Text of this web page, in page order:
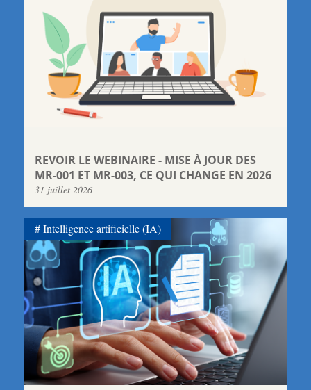
REVOIR LE WEBINAIRE - MISE À JOUR DES
MR-001 ET MR-003, CE QUI CHANGE EN 2026
31 juillet 2026
Intelligence artificielle (IA)